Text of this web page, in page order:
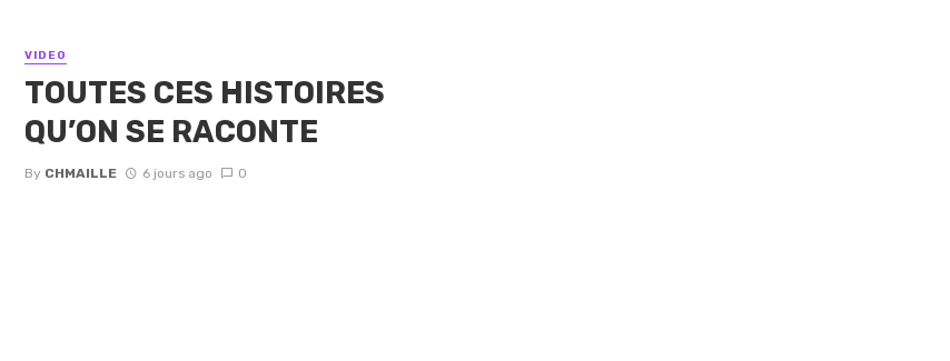
VIDEO
TOUTES CES HISTOIRES
QU’ON SE RACONTE
By CHMAILLE 6 jours ago 0